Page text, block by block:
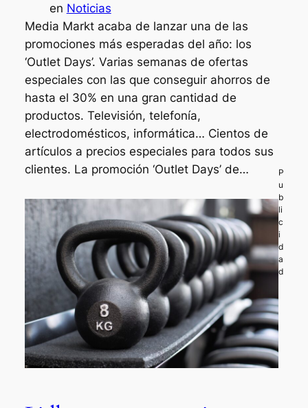
en Noticias
Media Markt acaba de lanzar una de las
promociones más esperadas del año: los
‘Outlet Days’. Varias semanas de ofertas
especiales con las que conseguir ahorros de
hasta el 30% en una gran cantidad de
productos. Televisión, telefonía,
electrodomésticos, informática… Cientos de
artículos a precios especiales para todos sus
clientes. La promoción ‘Outlet Days’ de…